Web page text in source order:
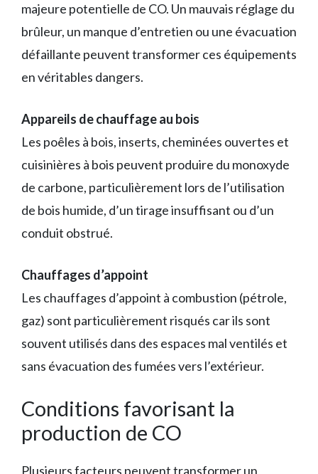
majeure potentielle de CO. Un mauvais réglage du
brûleur, un manque d’entretien ou une évacuation
défaillante peuvent transformer ces équipements
en véritables dangers.
Appareils de chauffage au bois
Les poêles à bois, inserts, cheminées ouvertes et
cuisinières à bois peuvent produire du monoxyde
de carbone, particulièrement lors de l’utilisation
de bois humide, d’un tirage insuffisant ou d’un
conduit obstrué.
Chauffages d’appoint
Les chauffages d’appoint à combustion (pétrole,
gaz) sont particulièrement risqués car ils sont
souvent utilisés dans des espaces mal ventilés et
sans évacuation des fumées vers l’extérieur.
Conditions favorisant la
production de CO
Plusieurs facteurs peuvent transformer un